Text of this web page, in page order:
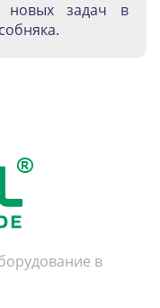
новых задач в
в